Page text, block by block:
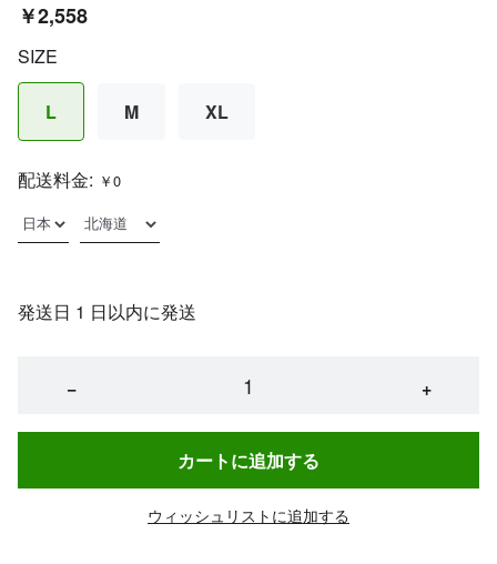
￥2,558
SIZE
L M XL
配送料金: ￥0
発送日 1 日以内に発送
− +
カートに追加する
ウィッシュリストに追加する